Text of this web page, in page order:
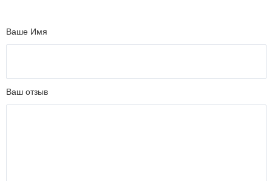
Ваше Имя
Ваш отзыв